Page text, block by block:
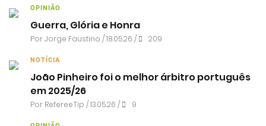
OPINIÃO
Guerra, Glória e Honra
PorJorge Faustino / 18.05.26 / 209
NOTÍCIA
João Pinheiro foi o melhor árbitro português
em 2025/26
Por RefereeTip / 13.05.26 / 9